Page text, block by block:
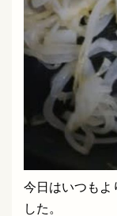
今日はいつもよ
した。